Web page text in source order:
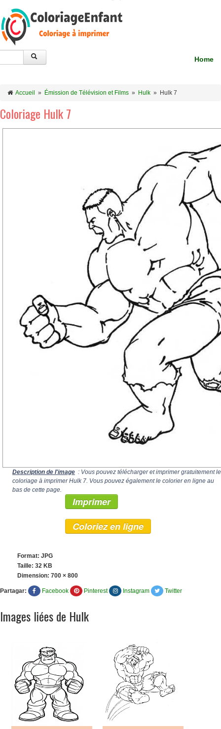
Home
Accueil » Émission de Télévision et Films » Hulk » Hulk 7
Coloriage Hulk 7
Description de l'image : Vous pouvez télécharger et imprimer gratuitement le
coloriage à imprimer Hulk 7. Vous pouvez également le colorier en ligne au
bas de cette page.
Imprimer
Coloriez en ligne
Format: JPG
Taille: 32 KB
Dimension: 700 × 800
Partagar: Facebook Pinterest Instagram Twitter
Images liées de Hulk